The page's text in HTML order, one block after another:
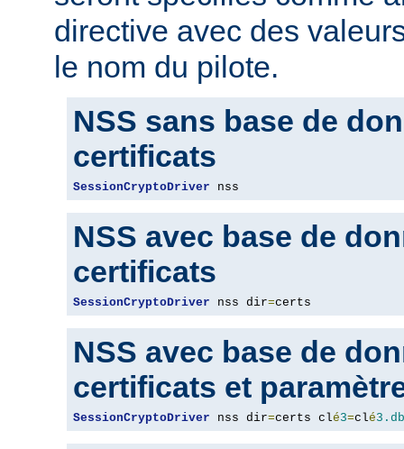
directive avec des
le nom du pilote.
NSS sans base de
certificats
SessionCryptoDriver nss
NSS avec base de
certificats
SessionCryptoDriver nss dir=certs
NSS avec base de
certificats et
SessionCryptoDriver nss dir=certs clé3=clé3.db